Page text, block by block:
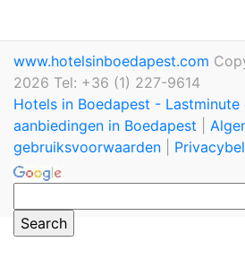
www.hotelsinboedapest.com
2026 Tel: +36 (1) 227-9614
Hotels in Boedapest - Lastminute
aanbiedingen in Boedapest
gebruiksvoorwaarden